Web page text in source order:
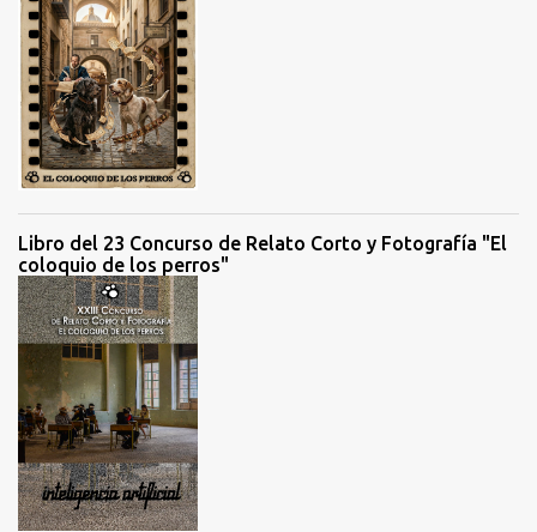
Libro del 23 Concurso de Relato Corto y Fotografía "El
coloquio de los perros"